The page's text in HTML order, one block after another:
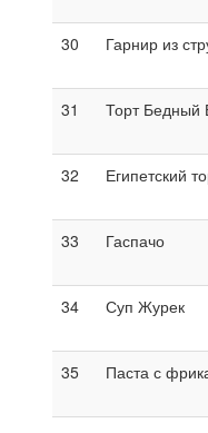
30 Гарнир из
31 Торт Бедный
32 Египетский
33 Гаспачо
34 Суп Журек
35 Паста с